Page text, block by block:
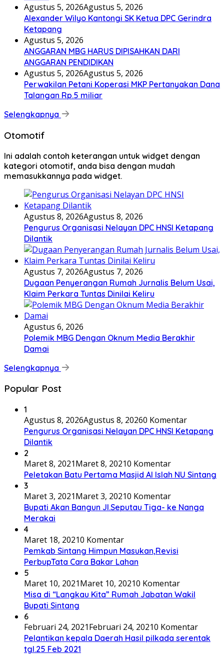
Agustus 5, 2026Agustus 5, 2026
Alexander Wilyo Kantongi SK Ketua DPC Gerindra
Ketapang
Agustus 5, 2026
ANGGARAN MBG HARUS DIPISAHKAN DARI
ANGGARAN PENDIDIKAN
Agustus 5, 2026Agustus 5, 2026
Perwakilan Petani Koperasi MKP Pertanyakan Dana
Talangan Rp.5 miliar
Selengkapnya
Otomotif
Ini adalah contoh keterangan untuk widget dengan
kategori otomotif, anda bisa dengan mudah
memasukkannya pada widget.
Agustus 8, 2026Agustus 8, 2026
Pengurus Organisasi Nelayan DPC HNSI Ketapang
Dilantik
Agustus 7, 2026Agustus 7, 2026
Dugaan Penyerangan Rumah Jurnalis Belum Usai,
Klaim Perkara Tuntas Dinilai Keliru
Agustus 6, 2026
Polemik MBG Dengan Oknum Media Berakhir
Damai
Selengkapnya
Popular Post
1
Agustus 8, 2026Agustus 8, 20260 Komentar
Pengurus Organisasi Nelayan DPC HNSI Ketapang
Dilantik
2
Maret 8, 2021Maret 8, 20210 Komentar
Peletakan Batu Pertama Masjid Al Islah NU Sintang
3
Maret 3, 2021Maret 3, 20210 Komentar
Bupati Akan Bangun Jl.Seputau Tiga- ke Nanga
Merakai
4
Maret 18, 20210 Komentar
Pemkab Sintang Himpun Masukan,Revisi
PerbupTata Cara Bakar Lahan
5
Maret 10, 2021Maret 10, 20210 Komentar
Misa di “Langkau Kita” Rumah Jabatan Wakil
Bupati Sintang
6
Februari 24, 2021Februari 24, 20210 Komentar
Pelantikan kepala Daerah Hasil pilkada serentak
tgl.25 Feb 2021